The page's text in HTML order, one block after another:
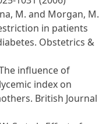
M. and Morgan, M.
in patients
Obstetrics &
influence of
index on
British Journal